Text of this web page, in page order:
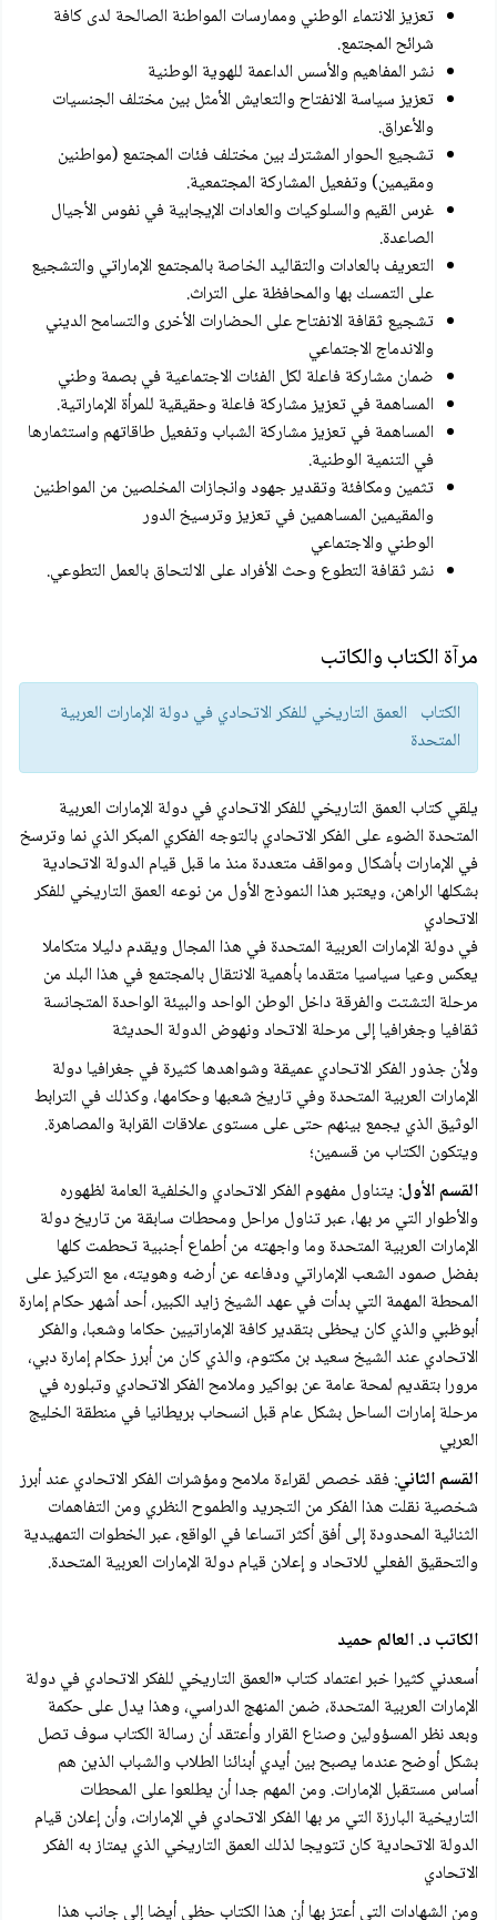
تعزيز الانتماء الوطني وممارسات المواطنة الصالحة لدى كافة
شرائح المجتمع.
نشر المفاهيم والأسس الداعمة للهوية الوطنية
تعزيز سياسة الانفتاح والتعايش الأمثل بين مختلف الجنسيات
والأعراق.
تشجيع الحوار المشترك بين مختلف فئات المجتمع (مواطنين
ومقيمين) وتفعيل المشاركة المجتمعية.
غرس القيم والسلوكيات والعادات الإيجابية في نفوس الأجيال
الصاعدة.
التعريف بالعادات والتقاليد الخاصة بالمجتمع الإماراتي والتشجيع
على التمسك بها والمحافظة على التراث.
تشجيع ثقافة الانفتاح على الحضارات الأخرى والتسامح الديني
والاندماج الاجتماعي
ضمان مشاركة فاعلة لكل الفئات الاجتماعية في بصمة وطني
المساهمة في تعزيز مشاركة فاعلة وحقيقية للمرأة الإماراتية.
المساهمة في تعزيز مشاركة الشباب وتفعيل طاقاتهم واستثمارها
في التنمية الوطنية.
تثمين ومكافئة وتقدير جهود وانجازات المخلصين من المواطنين
والمقيمين المساهمين في تعزيز وترسيخ الدور
الوطني والاجتماعي
نشر ثقافة التطوع وحث الأفراد على الالتحاق بالعمل التطوعي.
مرآة الكتاب والكاتب
الكتاب العمق التاريخي للفكر الاتحادي في دولة الإمارات العربية
المتحدة
يلقي کتاب العمق التاريخي للفكر الاتحادي في دولة الإمارات العربية
المتحدة الضوء على الفكر الاتحادي بالتوجه الفكري المبكر الذي نما وترسخ
في الإمارات بأشكال ومواقف متعددة منذ ما قبل قيام الدولة الاتحادية
بشكلها الراهن، ويعتبر هذا النموذج الأول من نوعه العمق التاريخي للفكر
الاتحادي
في دولة الإمارات العربية المتحدة في هذا المجال ويقدم دليلا متكاملا
يعكس وعيا سياسيا متقدما بأهمية الانتقال بالمجتمع في هذا البلد من
مرحلة التشتت والفرقة داخل الوطن الواحد والبيئة الواحدة المتجانسة
ثقافيا وجغرافيا إلى مرحلة الاتحاد ونهوض الدولة الحديثة
ولأن جذور الفكر الاتحادي عميقة وشواهدها كثيرة في جغرافيا دولة
الإمارات العربية المتحدة وفي تاريخ شعبها وحكامها، وكذلك في الترابط
الوثيق الذي يجمع بينهم حتى على مستوى علاقات القرابة والمصاهرة.
ويتكون الكتاب من قسمين؛
القسم الأول: يتناول مفهوم الفكر الاتحادي والخلفية العامة لظهوره
والأطوار التي مر بها، عبر تناول مراحل ومحطات سابقة من تاريخ دولة
الإمارات العربية المتحدة وما واجهته من أطماع أجنبية تحطمت كلها
بفضل صمود الشعب الإماراتي ودفاعه عن أرضه وهويته، مع التركيز على
المحطة المهمة التي بدأت في عهد الشيخ زايد الكبير، أحد أشهر حکام إمارة
أبوظبي والذي كان يحظى بتقدير كافة الإماراتيين حكاما وشعبا، والفكر
الاتحادي عند الشيخ سعيد بن مكتوم، والذي كان من أبرز حکام إمارة دبي،
مرورا بتقديم لمحة عامة عن بواكير وملامح الفكر الاتحادي وتبلوره في
مرحلة إمارات الساحل بشكل عام قبل انسحاب بريطانيا في منطقة الخليج
العربي
القسم الثاني: فقد خصص لقراءة ملامح ومؤشرات الفكر الاتحادي عند أبرز
شخصية نقلت هذا الفكر من التجريد والطموح النظري ومن التفاهمات
الثنائية المحدودة إلى أفق أكثر اتساعا في الواقع، عبر الخطوات التمهيدية
والتحقيق الفعلي للاتحاد و إعلان قيام دولة الإمارات العربية المتحدة.
الكاتب د. العالم حميد
أسعدني كثيرا خبر اعتماد کتاب «العمق التاريخي للفكر الاتحادي في دولة
الإمارات العربية المتحدة، ضمن المنهج الدراسي، وهذا يدل على حكمة
وبعد نظر المسؤولين وصناع القرار وأعتقد أن رسالة الكتاب سوف تصل
بشكل أوضح عندما يصبح بين أيدي أبنائنا الطلاب والشباب الذين هم
أساس مستقبل الإمارات. ومن المهم جدا أن يطلعوا على المحطات
التاريخية البارزة التي مر بها الفكر الاتحادي في الإمارات، وأن إعلان قيام
الدولة الاتحادية كان تتويجا لذلك العمق التاريخي الذي يمتاز به الفكر
الاتحادي
ومن الشهادات التي أعتز بها أن هذا الكتاب حظي أيضا إلى جانب هذا